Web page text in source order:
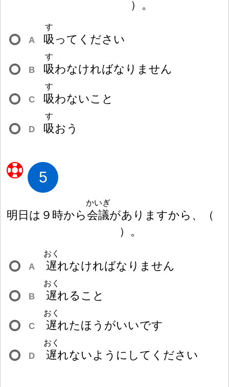
） 。
A 吸
す
ってください
B 吸
す
わなければなりません
C 吸
す
わないこと
D 吸
す
おう
5
明 日 は ９ 時から会議
かいぎ
がありますから、
（
） 。
A 遅
おく
れなければなりません
B 遅
おく
れること
C 遅
おく
れたほうがいいです
D 遅
おく
れないようにしてください